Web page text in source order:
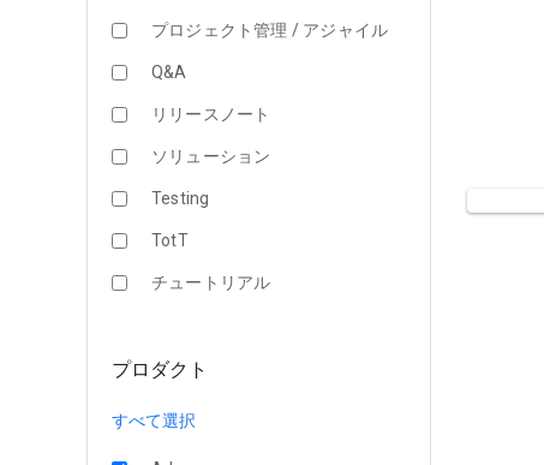
プロジェクト管理 / アジャイル
Q&A
リリースノート
ソリューション
Testing
TotT
チュートリアル
プロダクト
すべて選択